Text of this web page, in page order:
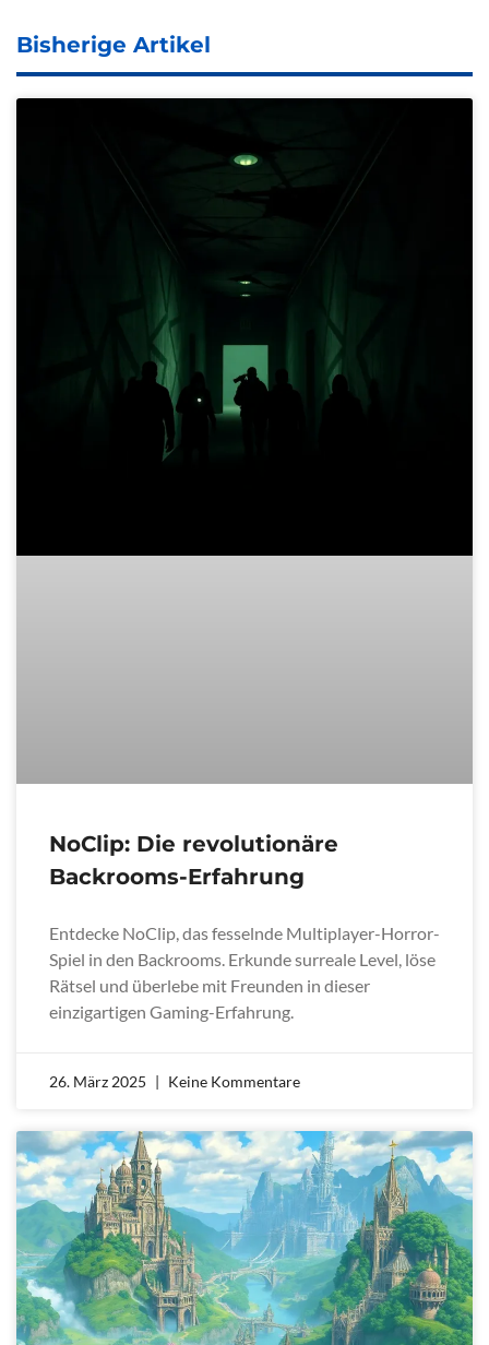
Bisherige Artikel
NoClip: Die revolutionäre
Backrooms-Erfahrung
Entdecke NoClip, das fesselnde Multiplayer-Horror-
Spiel in den Backrooms. Erkunde surreale Level, löse
Rätsel und überlebe mit Freunden in dieser
einzigartigen Gaming-Erfahrung.
26. März 2025 Keine Kommentare